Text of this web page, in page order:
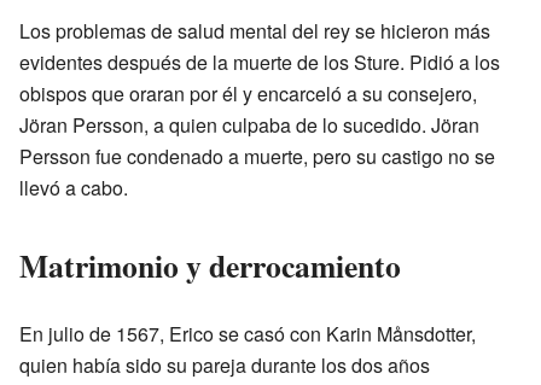
Los problemas de salud mental del rey se hicieron más
evidentes después de la muerte de los Sture. Pidió a los
obispos que oraran por él y encarceló a su consejero,
Jöran Persson, a quien culpaba de lo sucedido. Jöran
Persson fue condenado a muerte, pero su castigo no se
llevó a cabo.
Matrimonio y derrocamiento
En julio de 1567, Erico se casó con Karin Månsdotter,
quien había sido su pareja durante los dos años